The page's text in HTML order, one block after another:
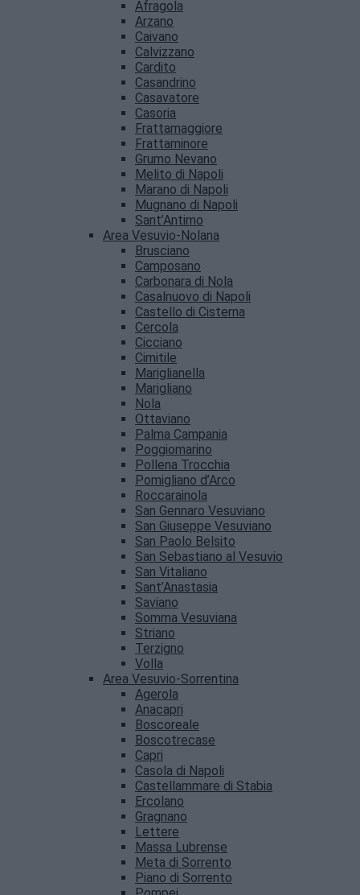
Afragola
Arzano
Caivano
Calvizzano
Cardito
Casandrino
Casavatore
Casoria
Frattamaggiore
Frattaminore
Grumo Nevano
Melito di Napoli
Marano di Napoli
Mugnano di Napoli
Sant’Antimo
Area Vesuvio-Nolana
Brusciano
Camposano
Carbonara di Nola
Casalnuovo di Napoli
Castello di Cisterna
Cercola
Cicciano
Cimitile
Mariglianella
Marigliano
Nola
Ottaviano
Palma Campania
Poggiomarino
Pollena Trocchia
Pomigliano d’Arco
Roccarainola
San Gennaro Vesuviano
San Giuseppe Vesuviano
San Paolo Belsito
San Sebastiano al Vesuvio
San Vitaliano
Sant’Anastasia
Saviano
Somma Vesuviana
Striano
Terzigno
Volla
Area Vesuvio-Sorrentina
Agerola
Anacapri
Boscoreale
Boscotrecase
Capri
Casola di Napoli
Castellammare di Stabia
Ercolano
Gragnano
Lettere
Massa Lubrense
Meta di Sorrento
Piano di Sorrento